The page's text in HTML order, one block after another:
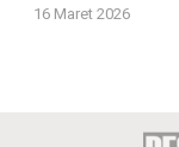
16 Maret 2026